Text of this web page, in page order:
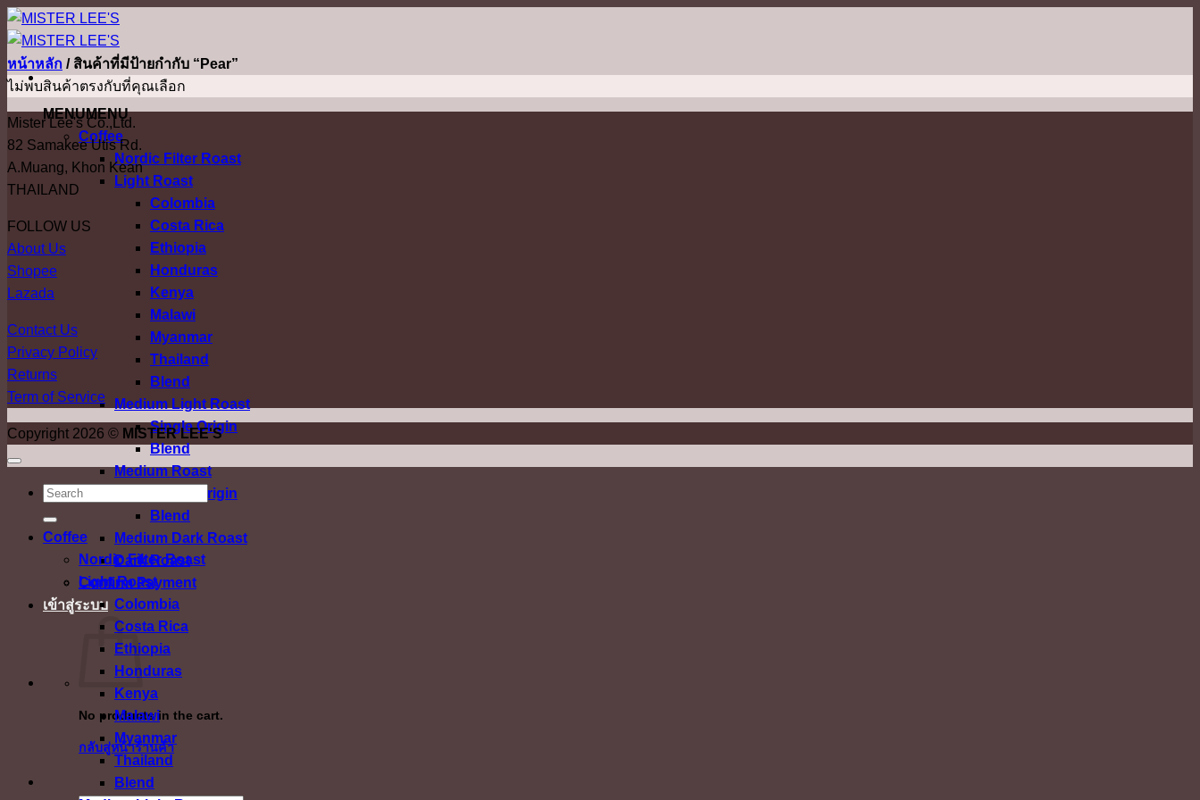
ข้าม
ไป
ยัง
เนื้อหา
MENUMENU
Coffee
Nordic Filter Roast
Light Roast
Colombia
Costa Rica
Ethiopia
Honduras
Kenya
Malawi
Myanmar
Thailand
Blend
Medium Light Roast
Single Origin
Blend
Medium Roast
Single Origin
Blend
Medium Dark Roast
Dark Roast
Confirm Payment
เข้าสู่ระบบ
No products in the cart.
กลับสู่หน้าร้านค้า
หน้าหลัก /สินค้าที่มีป้ายกำกับ “Pear”
ไม่พบสินค้าตรงกับที่คุณเลือก
Mister Lee's Co.,Ltd.
82 Samakee Utis Rd.
A.Muang, Khon Kean
THAILAND
FOLLOW US
About Us
Shopee
Lazada
Contact Us
Privacy Policy
Returns
Term of Service
Copyright 2026 © MISTER LEE'S
ค้นหา:
Coffee
Nordic Filter Roast
Light Roast
Colombia
Costa Rica
Ethiopia
Honduras
Kenya
Malawi
Myanmar
Thailand
Blend